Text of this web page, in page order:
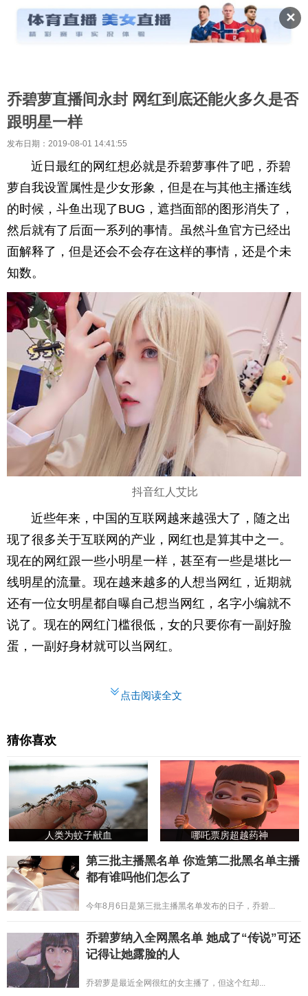
✕
乔碧萝直播间永封 网红到底还能火多久是否
跟明星一样
发布日期：2019-08-01 14:41:55
近日最红的网红想必就是乔碧萝事件了吧，乔碧
萝自我设置属性是少女形象，但是在与其他主播连线
的时候，斗鱼出现了BUG，遮挡面部的图形消失了，
然后就有了后面一系列的事情。虽然斗鱼官方已经出
面解释了，但是还会不会存在这样的事情，还是个未
知数。
抖音红人艾比
近些年来，中国的互联网越来越强大了，随之出
现了很多关于互联网的产业，网红也是算其中之一。
现在的网红跟一些小明星一样，甚至有一些是堪比一
线明星的流量。现在越来越多的人想当网红，近期就
还有一位女明星都自曝自己想当网红，名字小编就不
说了。现在的网红门槛很低，女的只要你有一副好脸
蛋，一副好身材就可以当网红。
点击阅读全文
猜你喜欢
人类为蚊子献血 哪吒票房超越药神
第三批主播黑名单 你造第二批黑名单主播
都有谁吗他们怎么了
今年8月6日是第三批主播黑名单发布的日子，乔碧...
乔碧萝纳入全网黑名单 她成了“传说”可还
记得让她露脸的人
乔碧萝是最近全网很红的女主播了，但这个红却...